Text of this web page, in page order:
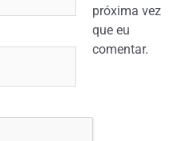
próxima vez
que eu
comentar.